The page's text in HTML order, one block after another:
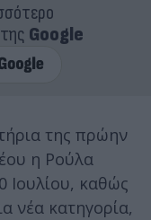
Google
της πρώην
η Ρούλα
Ιουλίου, καθώς
νέα κατηγορία,